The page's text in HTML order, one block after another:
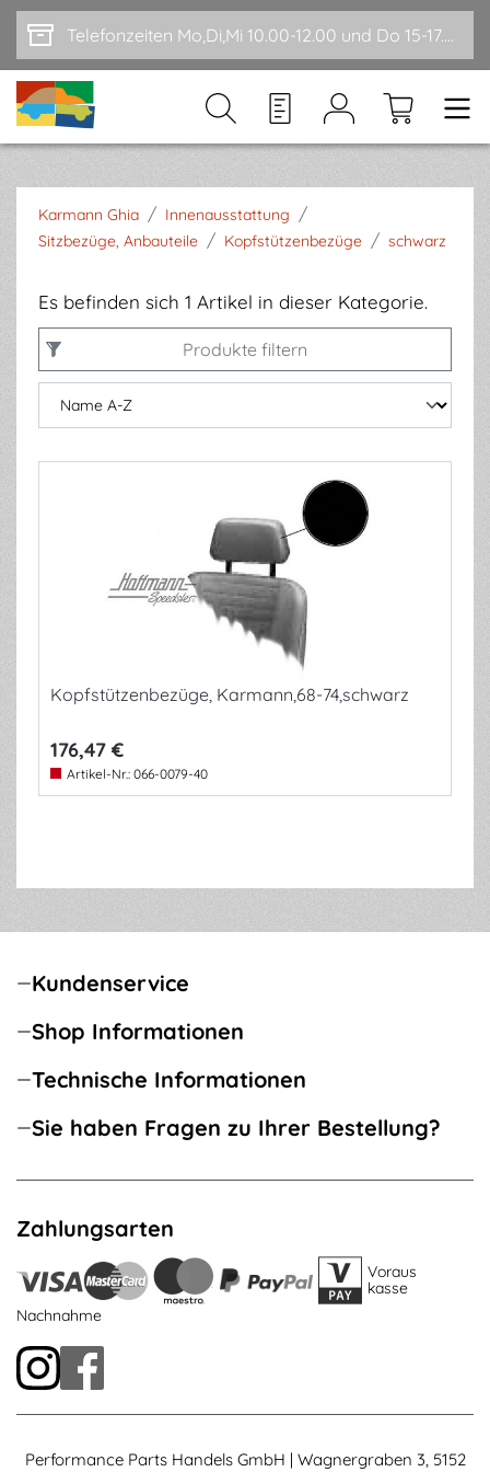
Zum Hauptinhalt springen Telefonzeiten Mo,Di,Mi 10.00-12.00 und Do 15-17.00
Karmann Ghia / Innenausstattung /
Sitzbezüge, Anbauteile / Kopfstützenbezüge / schwarz
Es befinden sich 1 Artikel in dieser Kategorie.
Produkte filtern
Kopfstützenbezüge, Karmann,68-74,schwarz
176,47 €
Artikel-Nr.: 066-0079-40
Kundenservice
Shop Informationen
Technische Informationen
Sie haben Fragen zu Ihrer Bestellung?
Zahlungsarten
Voraus
kasse
Nachnahme
Performance Parts Handels GmbH | Wagnergraben 3, 5152